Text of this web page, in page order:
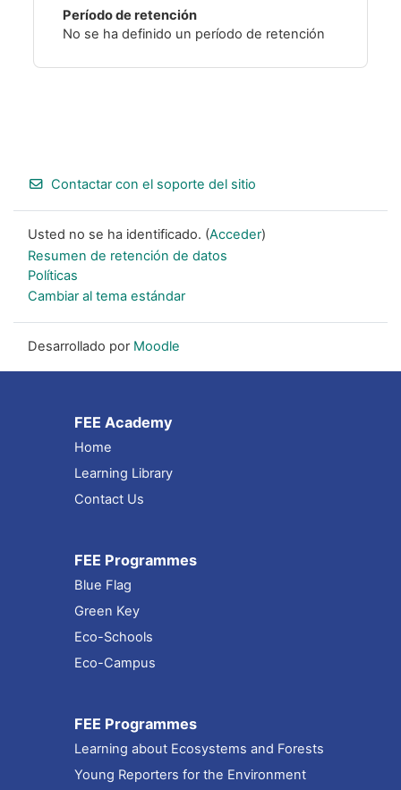
Período de retención
No se ha definido un período de retención
Contactar con el soporte del sitio
Usted no se ha identificado. (Acceder)
Resumen de retención de datos
Políticas
Cambiar al tema estándar
Desarrollado por Moodle
FEE Academy
Home
Learning Library
Contact Us
FEE Programmes
Blue Flag
Green Key
Eco-Schools
Eco-Campus
FEE Programmes
Learning about Ecosystems and Forests
Young Reporters for the Environment